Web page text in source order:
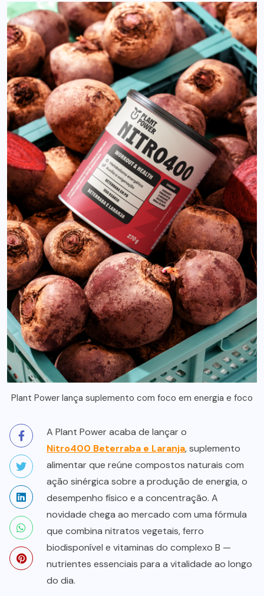
Plant Power lança suplemento com foco em energia e foco
A Plant Power acaba de lançar o
Nitro400 Beterraba e Laranja, suplemento
alimentar que reúne compostos naturais com
ação sinérgica sobre a produção de energia, o
desempenho físico e a concentração. A
novidade chega ao mercado com uma fórmula
que combina nitratos vegetais, ferro
biodisponível e vitaminas do complexo B —
nutrientes essenciais para a vitalidade ao longo
do dia.